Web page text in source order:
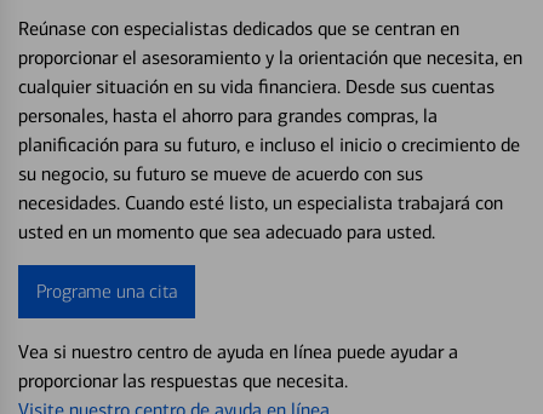
Reúnase con especialistas dedicados que se centran en
proporcionar el asesoramiento y la orientación que necesita, en
cualquier situación en su vida financiera. Desde sus cuentas
personales, hasta el ahorro para grandes compras, la
planificación para su futuro, e incluso el inicio o crecimiento de
su negocio, su futuro se mueve de acuerdo con sus
necesidades. Cuando esté listo, un especialista trabajará con
usted en un momento que sea adecuado para usted.
Programe una cita
Vea si nuestro centro de ayuda en línea puede ayudar a
proporcionar las respuestas que necesita.